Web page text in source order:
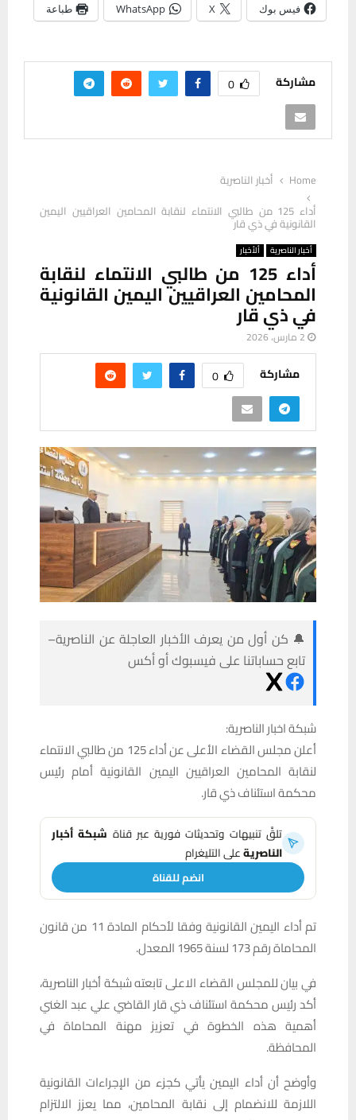
فيس بوك X
WhatsApp طباعة
مشاركة 0
Home
أخبار الناصرية
أداء 125 من طالبي الانتماء لنقابة المحامين العراقيين اليمين
القانونية في ذي قار
أخبار الناصرية ألأخبار
أداء 125 من طالبي الانتماء لنقابة
المحامين العراقيين اليمين القانونية
في ذي قار
2 مارس، 2026
مشاركة 0
🔔 كن أول من يعرف الأخبار العاجلة عن الناصرية–
تابع حساباتنا على فيسبوك أو أكس
شبكة اخبار الناصرية:
أعلن مجلس القضاء الأعلى عن أداء 125 من طالبي الانتماء
لنقابة المحامين العراقيين اليمين القانونية أمام رئيس
محكمة استئناف ذي قار.
تلقَّ تنبيهات وتحديثات فورية عبر قناة شبكة أخبار
الناصريةعلى التليغرام
انضم للقناة
تم أداء اليمين القانونية وفقا لأحكام المادة 11 من قانون
المحاماة رقم 173 لسنة 1965 المعدل.
في بيان للمجلس القضاء الاعلى تابعته شبكة أخبار الناصرية،
أكد رئيس محكمة استئناف ذي قار القاضي علي عبد الغني
أهمية هذه الخطوة في تعزيز مهنة المحاماة في
المحافظة.
وأوضح أن أداء اليمين يأتي كجزء من الإجراءات القانونية
اللازمة للانضمام إلى نقابة المحامين، مما يعزز الالتزام